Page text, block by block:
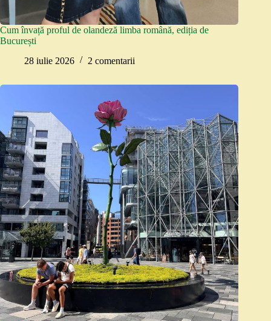
Cum învață proful de olandeză limba română, ediția de
București
28 iulie 2026
2 comentarii